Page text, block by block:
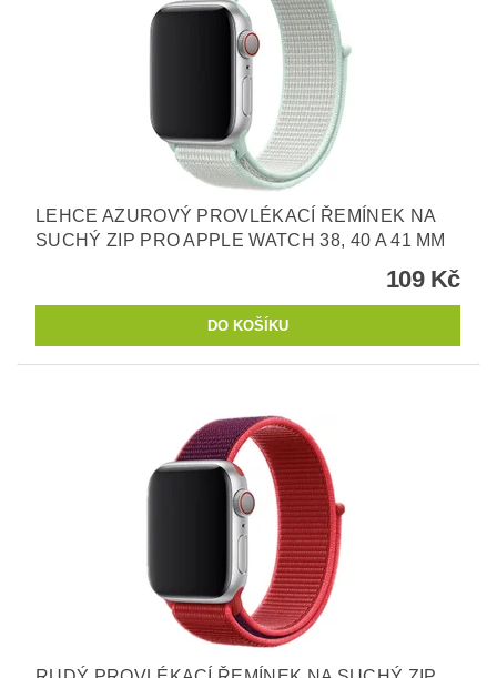
LEHCE AZUROVÝ PROVLÉKACÍ ŘEMÍNEK NA
SUCHÝ ZIP PRO APPLE WATCH 38, 40 A 41 MM
109 Kč